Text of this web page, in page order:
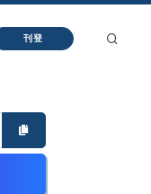
刊登